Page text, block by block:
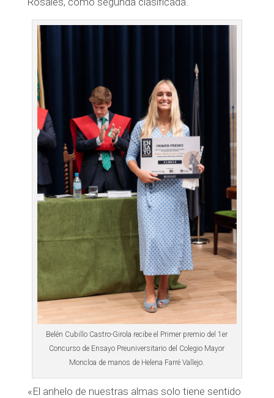
Belén Cubillo Castro-Girola recibe el Primer premio del 1er
Concurso de Ensayo Preuniversitario del Colegio Mayor
Moncloa de manos de Helena Farré Vallejo.
«El anhelo de nuestras almas solo tiene sentido